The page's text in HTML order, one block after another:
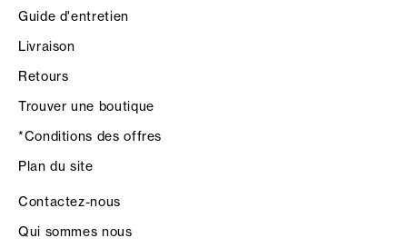
Guide d'entretien
Livraison
Retours
Trouver une boutique
*Conditions des offres
Plan du site
Contactez-nous
Qui sommes nous